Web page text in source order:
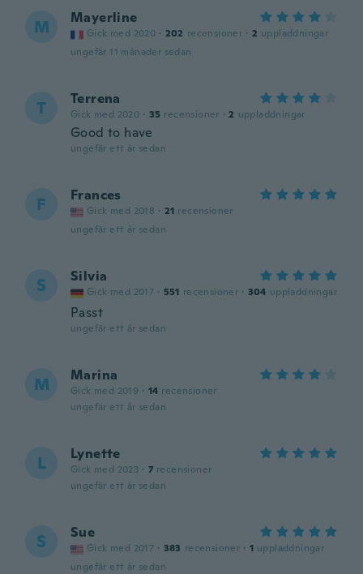
M Mayerline
Gick med 2020 · 202 recensioner · 2 uppladdningar
ungefär 11 månader sedan
T Terrena
Gick med 2020 · 35 recensioner · 2 uppladdningar
Good to have
ungefär ett år sedan
F Frances
Gick med 2018 · 21 recensioner
ungefär ett år sedan
S Silvia
Gick med 2017 · 551 recensioner · 304 uppladdningar
Passt
ungefär ett år sedan
M Marina
Gick med 2019 · 14 recensioner
ungefär ett år sedan
L Lynette
Gick med 2023 · 7 recensioner
ungefär ett år sedan
S Sue
Gick med 2017 · 383 recensioner · 1 uppladdningar
ungefär ett år sedan